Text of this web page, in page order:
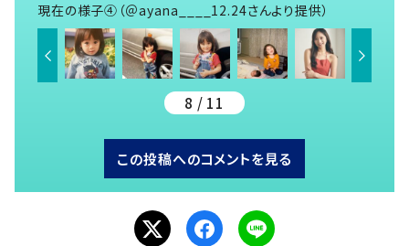
現在の様子④（＠ayana____12.24さんより提供）
8 / 11
この投稿へのコメントを見る